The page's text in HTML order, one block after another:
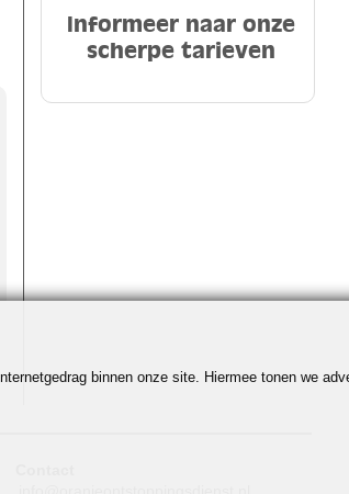
Informeer naar onze
scherpe tarieven
binnen onze site. Hiermee tonen we